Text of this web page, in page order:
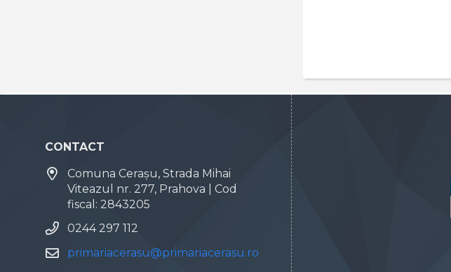
CONTACT
Comuna Cerașu, Strada Mihai
Viteazul nr. 277, Prahova | Cod
fiscal: 2843205
0244 297 112
primariacerasu@primariacerasu.ro